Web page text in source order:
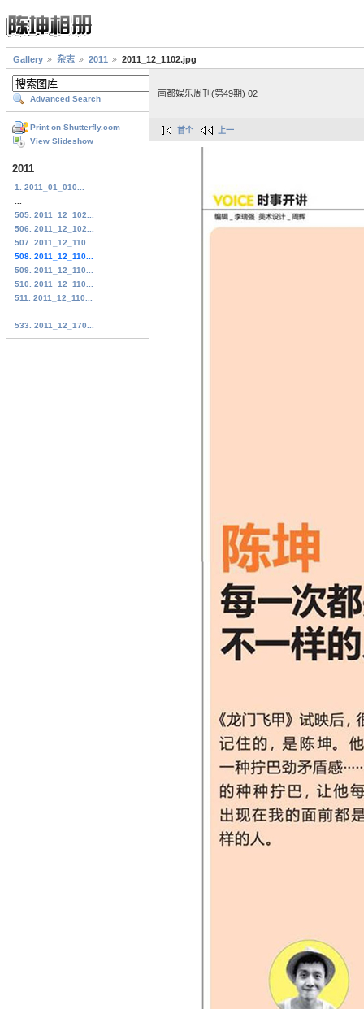
Gallery 杂志 2011 2011_12_1102.jpg
Advanced Search
Print on Shutterfly.com
View Slideshow
2011
1. 2011_01_010...
505. 2011_12_102...
506. 2011_12_102...
507. 2011_12_110...
508. 2011_12_110...
509. 2011_12_110...
510. 2011_12_110...
511. 2011_12_110...
533. 2011_12_170...
南都娱乐周刊(第49期) 02
首个 上一